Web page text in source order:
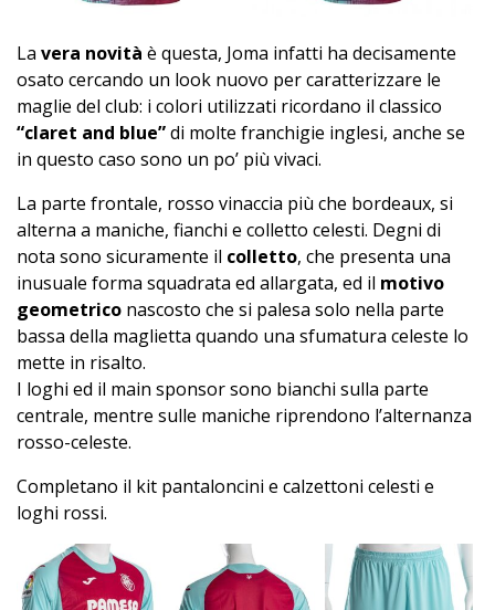
La vera novità è questa, Joma infatti ha decisamente
osato cercando un look nuovo per caratterizzare le
maglie del club: i colori utilizzati ricordano il classico
“claret and blue”di molte franchigie inglesi, anche se
in questo caso sono un po’ più vivaci.
La parte frontale, rosso vinaccia più che bordeaux, si
alterna a maniche, fianchi e colletto celesti. Degni di
nota sono sicuramente il colletto, che presenta una
inusuale forma squadrata ed allargata, ed il motivo
geometrico nascosto che si palesa solo nella parte
bassa della maglietta quando una sfumatura celeste lo
mette in risalto.
I loghi ed il main sponsor sono bianchi sulla parte
centrale, mentre sulle maniche riprendono l’alternanza
rosso-celeste.
Completano il kit pantaloncini e calzettoni celesti e
loghi rossi.